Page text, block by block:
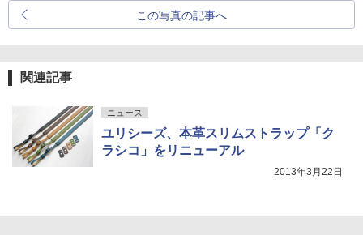
この写真の記事へ
関連記事
ニュース
ユリシーズ、本革スリムストラップ「ク
ラシコ」をリニューアル
2013年3月22日